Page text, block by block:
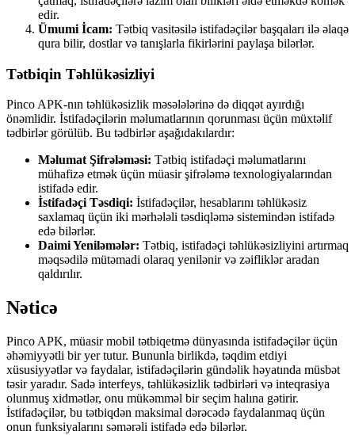
edir.
Ümumi İcam: Tətbiq vasitəsilə istifadəçilər başqaları ilə əlaqə
qura bilir, dostlar və tanışlarla fikirlərini paylaşa bilərlər.
Tətbiqin Təhlükəsizliyi
Pinco APK-nın təhlükəsizlik məsələlərinə də diqqət ayırdığı
önəmlidir. İstifadəçilərin məlumatlarının qorunması üçün müxtəlif
tədbirlər görülüb. Bu tədbirlər aşağıdakılardır:
Məlumat Şifrələməsi: Tətbiq istifadəçi məlumatlarını
mühafizə etmək üçün müasir şifrələmə texnologiyalarından
istifadə edir.
İstifadəçi Təsdiqi: İstifadəçilər, hesablarını təhlükəsiz
saxlamaq üçün iki mərhələli təsdiqləmə sistemindən istifadə
edə bilərlər.
Daimi Yeniləmələr: Tətbiq, istifadəçi təhlükəsizliyini artırmaq
məqsədilə mütəmadi olaraq yenilənir və zəifliklər aradan
qaldırılır.
Nəticə
Pinco APK, müasir mobil tətbiqetmə dünyasında istifadəçilər üçün
əhəmiyyətli bir yer tutur. Bununla birlikdə, təqdim etdiyi
xüsusiyyətlər və faydalar, istifadəçilərin gündəlik həyatında müsbət
təsir yaradır. Sadə interfeys, təhlükəsizlik tədbirləri və inteqrasiya
olunmuş xidmətlər, onu mükəmməl bir seçim halına gətirir.
İstifadəçilər, bu tətbiqdən maksimal dərəcədə faydalanmaq üçün
onun funksiyalarını səmərəli istifadə edə bilərlər.